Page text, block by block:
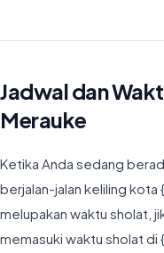
Jadwal dan
Merauke
Ketika Anda sedang
berjalan-jalan keliling
melupakan waktu sholat,
memasuki waktu sholat di